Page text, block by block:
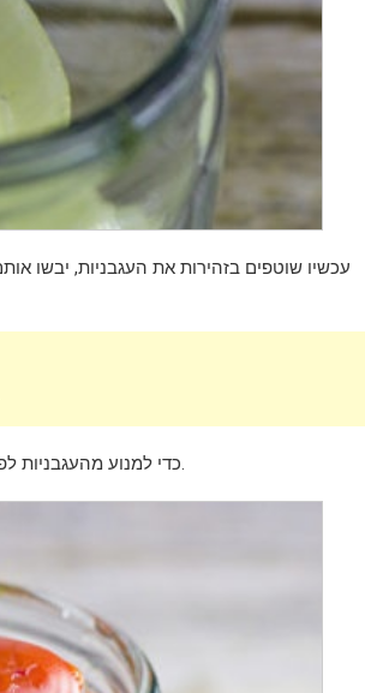
עכשיו שוטפים בזהירות את העגבניות, יבשו
כדי למנוע מהעגבניות לפצח את העור, עליכם לקצוץ בעדינות את הפירות בעזרת קיסם השיניים.